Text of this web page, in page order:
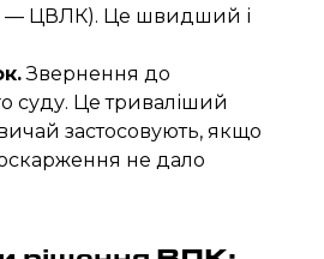
— ЦВЛК). Це швидший і
Звернення до
суду. Це триваліший
застосовують, якщо
не дало